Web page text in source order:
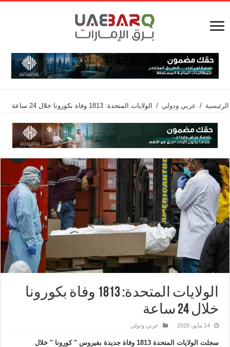
الرئيسية / عربي ودولي / الولايات المتحدة: 1813 وفاة بكورونا خلال 24 ساعة
الولايات المتحدة: 1813 وفاة بكورونا
خلال 24 ساعة
14 مايو، 2020 عربي ودولي
سجلت الولايات المتحدة 1813 وفاة جديدة بفيروس " كورونا " خلال